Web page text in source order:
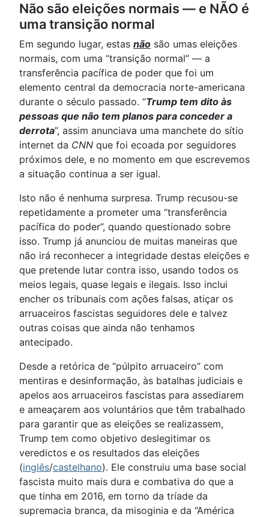
Não são eleições normais — e NÃO é
uma transição normal
Em segundo lugar, estas não são umas eleições
normais, com uma “transição normal” — a
transferência pacífica de poder que foi um
elemento central da democracia norte-americana
durante o século passado. “Trump tem dito às
pessoas que não tem planos para conceder a
derrota”, assim anunciava uma manchete do sítio
internet da CNN que foi ecoada por seguidores
próximos dele, e no momento em que escrevemos
a situação continua a ser igual.
Isto não é nenhuma surpresa. Trump recusou-se
repetidamente a prometer uma “transferência
pacífica do poder”, quando questionado sobre
isso. Trump já anunciou de muitas maneiras que
não irá reconhecer a integridade destas eleições e
que pretende lutar contra isso, usando todos os
meios legais, quase legais e ilegais. Isso inclui
encher os tribunais com ações falsas, atiçar os
arruaceiros fascistas seguidores dele e talvez
outras coisas que ainda não tenhamos
antecipado.
Desde a retórica de “púlpito arruaceiro” com
mentiras e desinformação, às batalhas judiciais e
apelos aos arruaceiros fascistas para assediarem
e ameaçarem aos voluntários que têm trabalhado
para garantir que as eleições se realizassem,
Trump tem como objetivo deslegitimar os
veredictos e os resultados das eleições
(inglês/castelhano). Ele construiu uma base social
fascista muito mais dura e combativa do que a
que tinha em 2016, em torno da tríade da
supremacia branca, da misoginia e da “América